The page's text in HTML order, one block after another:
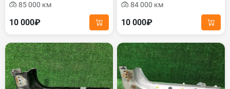
85 000 км
10 000₽
84 000 км
10 000₽